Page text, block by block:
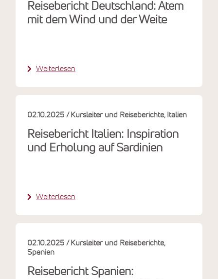
Reisebericht Deutschland: Atem
mit dem Wind und der Weite
Weiterlesen
Reisebericht Italien: Inspiration
und Erholung auf Sardinien
02.10.2025 Kursleiter und Reiseberichte Italien
Weiterlesen
Reisebericht Spanien:
02.10.2025
Kursleiter und Reiseberichte
Spanien